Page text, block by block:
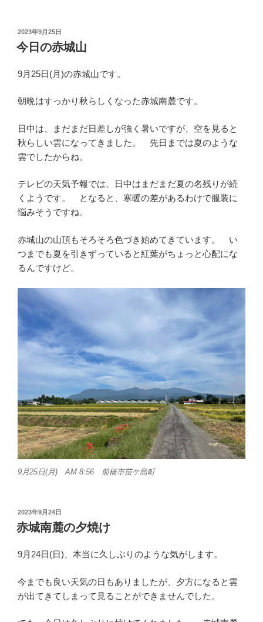
投
稿
日:
2023年9月25日
今日の赤城山
9月25日(月)の赤城山です。
朝晩はすっかり秋らしくなった赤城南麓です。
日中は、まだまだ日差しが強く暑いですが、空を見ると
秋らしい雲になってきました。 先日までは夏のような
雲でしたからね。
テレビの天気予報では、日中はまだまだ夏の名残りが続
くようです。 となると、寒暖の差があるわけで服装に
悩みそうですね。
赤城山の山頂もそろそろ色づき始めてきています。 い
つまでも夏を引きずっていると紅葉がちょっと心配にな
るんですけど。
9月25日(月) AM 8:56 前橋市苗ケ島町
投
稿
日:
2023年9月24日
赤城南麓の夕焼け
9月24日(日)、本当に久しぶりのような気がします。
今までも良い天気の日もありましたが、夕方になると雲
が出てきてしまって見ることができませんでした。